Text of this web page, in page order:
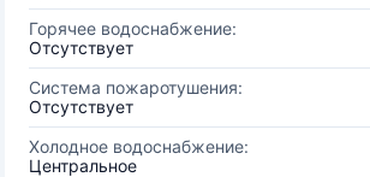
Горячее водоснабжение:
Отсутствует
Система пожаротушения:
Отсутствует
Холодное водоснабжение:
Центральное